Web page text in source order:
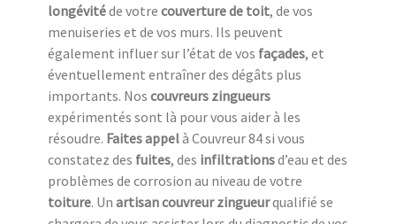
longévitéde votre couverture de toit, de vos
menuiseries et de vos murs. Ils peuvent
également influer sur l’état de vos façades, et
éventuellement entraîner des dégâts plus
importants. Nos couvreurs zingueurs
expérimentés sont là pour vous aider à les
résoudre. Faites appelà Couvreur 84 si vous
constatez des fuites, des infiltrationsd’eau et des
problèmes de corrosion au niveau de votre
toiture. Un artisan couvreur zingueurqualifié se